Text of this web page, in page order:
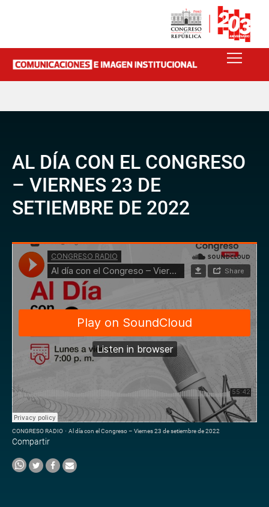
AL DÍA CON EL CONGRESO
– VIERNES 23 DE
SETIEMBRE DE 2022
CONGRESO RADIO · Al día con el Congreso – Viernes 23 de setiembre de 2022
Compartir